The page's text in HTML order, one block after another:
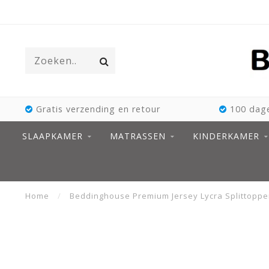
Gratis verzending en retour 100
SLAAPKAMER MATRASSEN KINDERKAMER
Home / Beddinghouse Premium Jersey Lycra